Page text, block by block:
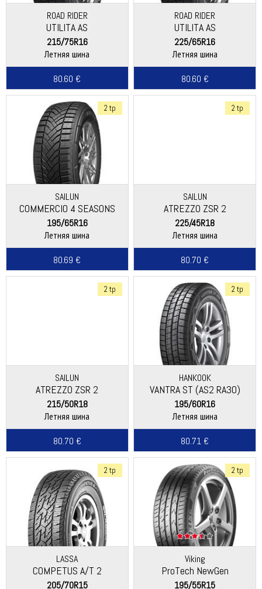
ROAD RIDER
UTILITA AS
215/75R16
Летняя шина
80.60 €
ROAD RIDER
UTILITA AS
225/65R16
Летняя шина
80.60 €
2 tp
SAILUN
COMMERCIO 4 SEASONS
195/65R16
Летняя шина
80.69 €
2 tp
SAILUN
ATREZZO ZSR 2
225/45R18
Летняя шина
80.70 €
2 tp
SAILUN
ATREZZO ZSR 2
215/50R18
Летняя шина
80.70 €
2 tp
HANKOOK
VANTRA ST (AS2 RA30)
195/60R16
Летняя шина
80.71 €
2 tp
LASSA
COMPETUS A/T 2
205/70R15
2 tp
Viking
ProTech NewGen
(Continental)
195/55R15